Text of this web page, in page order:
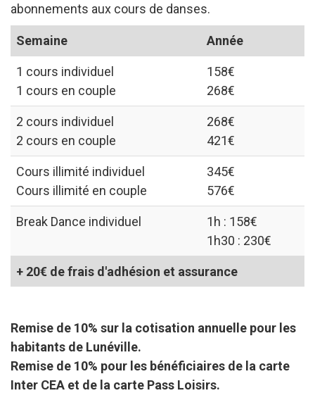
abonnements aux cours de danses.
Semaine Année
+ 20€ de frais d'adhésion et assurance
1 cours individuel
1 cours en couple
158€
268€
2 cours individuel
2 cours en couple
268€
421€
Cours illimité individuel
Cours illimité en couple
345€
576€
Break Dance individuel
1h : 158€
1h30 : 230€
Remise de 10% sur la cotisation annuelle pour les
habitants de Lunéville.
Remise de 10% pour les bénéficiaires de la carte
Inter CEA et de la carte Pass Loisirs.